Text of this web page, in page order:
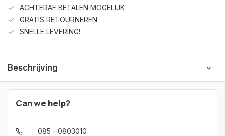
ACHTERAF BETALEN MOGELIJK
GRATIS RETOURNEREN
SNELLE LEVERING!
Beschrijving
Can we help?
085 - 0803010